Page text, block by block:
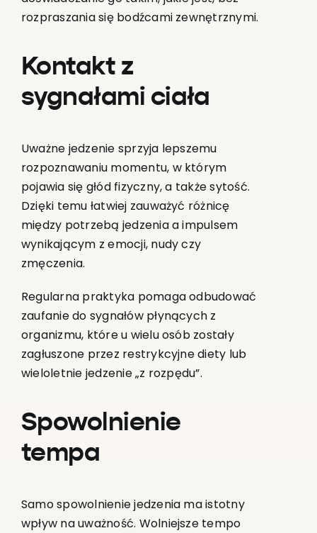
rozpraszania się bodźcami zewnętrznymi.
Kontakt z
sygnałami ciała
Uważne jedzenie sprzyja lepszemu
rozpoznawaniu momentu, w którym
pojawia się głód fizyczny, a także sytość.
Dzięki temu łatwiej zauważyć różnicę
między potrzebą jedzenia a impulsem
wynikającym z emocji, nudy czy
zmęczenia.
Regularna praktyka pomaga odbudować
zaufanie do sygnałów płynących z
organizmu, które u wielu osób zostały
zagłuszone przez restrykcyjne diety lub
wieloletnie jedzenie „z rozpędu”.
Spowolnienie
tempa
Samo spowolnienie jedzenia ma istotny
wpływ na uważność. Wolniejsze tempo